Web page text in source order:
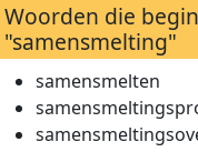
Woorden die
"samensmelting"
samensmelten